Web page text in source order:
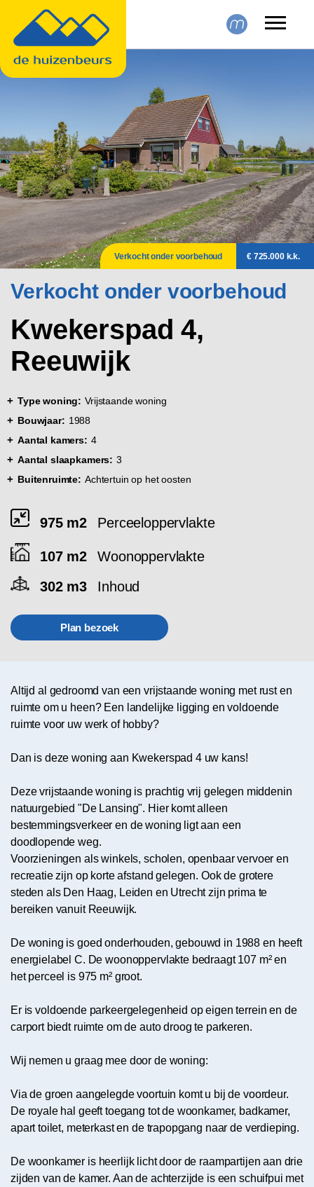
Verkocht onder voorbehoud € 725.000 k.k.
Verkocht onder voorbehoud
Kwekerspad 4,
Reeuwijk
Type woning: Vrijstaande woning
Bouwjaar: 1988
Aantal kamers: 4
Aantal slaapkamers: 3
Buitenruimte: Achtertuin op het oosten
975 m2 Perceeloppervlakte
107 m2
Woonoppervlakte
302 m3
Inhoud
Plan bezoek
Altijd al gedroomd van een vrijstaande woning met rust en
ruimte om u heen? Een landelijke ligging en voldoende
ruimte voor uw werk of hobby?
Dan is deze woning aan Kwekerspad 4 uw kans!
Deze vrijstaande woning is prachtig vrij gelegen middenin
natuurgebied "De Lansing". Hier komt alleen
bestemmingsverkeer en de woning ligt aan een
doodlopende weg.
Voorzieningen als winkels, scholen, openbaar vervoer en
recreatie zijn op korte afstand gelegen. Ook de grotere
steden als Den Haag, Leiden en Utrecht zijn prima te
bereiken vanuit Reeuwijk.
De woning is goed onderhouden, gebouwd in 1988 en heeft
energielabel C. De woonoppervlakte bedraagt 107 m² en
het perceel is 975 m² groot.
Er is voldoende parkeergelegenheid op eigen terrein en de
carport biedt ruimte om de auto droog te parkeren.
Wij nemen u graag mee door de woning:
Via de groen aangelegde voortuin komt u bij de voordeur.
De royale hal geeft toegang tot de woonkamer, badkamer,
apart toilet, meterkast en de trapopgang naar de verdieping.
De woonkamer is heerlijk licht door de raampartijen aan drie
zijden van de kamer. Aan de achterzijde is een schuifpui met